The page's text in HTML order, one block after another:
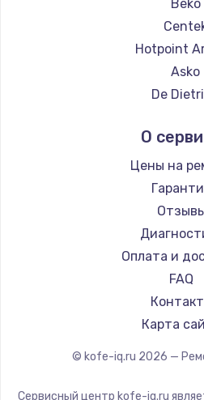
Ремонт
Ремонт
Ремонт
Ремонт
Ремонт
Ремонт
Ремонт кофемашин
Ремонт
Ремонт
Ремонт
Ремонт
Beko
Hotpoint
Asko
De
Jura
Saeco
La
WMF
О
Цены на
Оплата и
FAQ
Карта
© kofe-iq.ru 2026 —
Сервисный центр kofe-iq.ru